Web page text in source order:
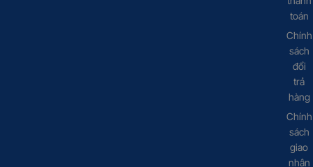
toán
Chính
sách
đổi
trả
hàng
Chính
sách
giao
nhận